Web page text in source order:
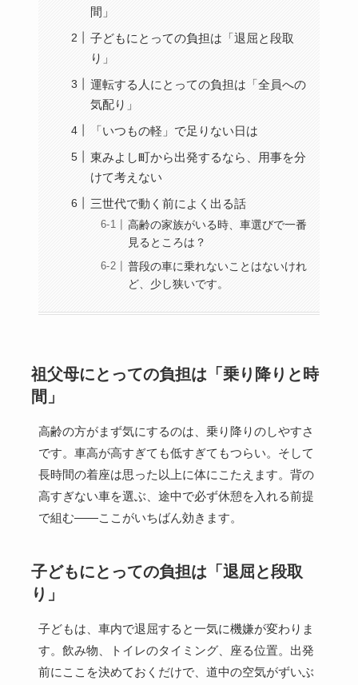
間」
子どもにとっての負担は「退屈と段取
り」
運転する人にとっての負担は「全員への
気配り」
「いつもの軽」で足りない日は
東みよし町から出発するなら、用事を分
けて考えない
三世代で動く前によく出る話
高齢の家族がいる時、車選びで一番
見るところは？
普段の車に乗れないことはないけれ
ど、少し狭いです。
祖父母にとっての負担は「乗り降りと時
間」
高齢の方がまず気にするのは、乗り降りのしやすさ
です。車高が高すぎても低すぎてもつらい。そして
長時間の着座は思った以上に体にこたえます。背の
高すぎない車を選ぶ、途中で必ず休憩を入れる前提
で組む——ここがいちばん効きます。
子どもにとっての負担は「退屈と段取
り」
子どもは、車内で退屈すると一気に機嫌が変わりま
す。飲み物、トイレのタイミング、座る位置。出発
前にここを決めておくだけで、道中の空気がずいぶ